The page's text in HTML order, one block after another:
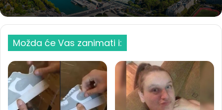
Možda će Vas zanimati i: